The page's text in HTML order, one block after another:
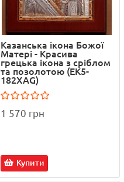
Казанська ікона Божої
Матері - Красива
грецька ікона з сріблом
та позолотою (EK5-
182XAG)
1 570 грн
Купити